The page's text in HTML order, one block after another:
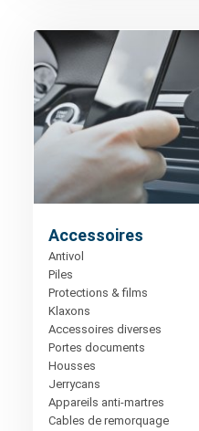
Accessoires
Antivol
Piles
Protections & films
Klaxons
Accessoires diverses
Portes documents
Housses
Jerrycans
Appareils anti-martres
Cables de remorquage